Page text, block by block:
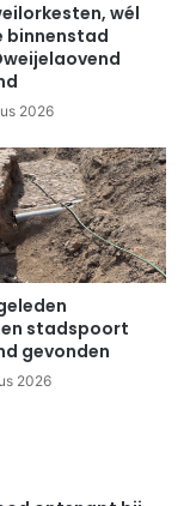
wél
binnenstad
2026
stadspoort
gevonden
2026